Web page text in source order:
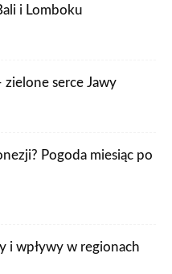
i Lomboku
serce Jawy
Pogoda miesiąc po
i wpływy w regionach